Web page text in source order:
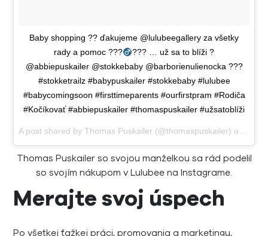
Baby shopping ?? ďakujeme @lulubeegallery za všetky
rady a pomoc ???‍
??? … už sa to blíži ?
@abbiepuskailer @stokkebaby @barborienulienocka ???
#stokketrailz #babypuskailer #stokkebaby #lulubee
#babycomingsoon #firsttimeparents #ourfirstpram #Rodiča
#Kočíkovať #abbiepuskailer #thomaspuskailer #užsatoblíži
A post shared byThomas Puskailer (@thomaspuskailer) on
Thomas Puskailer so svojou manželkou sa rád podelil
so svojím nákupom v Lulubee na Instagrame.
Merajte svoj úspech
Po všetkej ťažkej práci, promovania a marketingu,